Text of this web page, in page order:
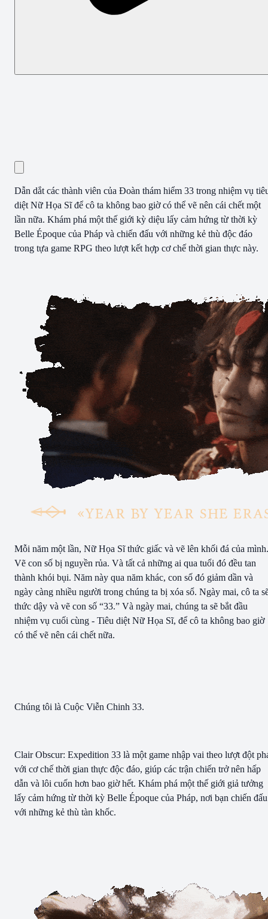
Dẫn dắt các thành viên của Đoàn thám hiểm 33 trong nhiệm vụ
diệt Nữ Họa Sĩ để cô ta không bao giờ có thể vẽ nên cái chết một
lần nữa. Khám phá một thế giới kỳ diệu lấy cảm hứng từ thời kỳ
Belle Époque của Pháp và chiến đấu với những kẻ thù độc đáo
trong tựa game RPG theo lượt kết hợp cơ chế thời gian thực này.
Mỗi năm một lần, Nữ Họa Sĩ thức giấc và vẽ lên khối đá của mình.
Vẽ con số bị nguyền rủa. Và tất cả những ai qua tuổi đó đều tan
thành khói bụi. Năm này qua năm khác, con số đó giảm dần và
ngày càng nhiều người trong chúng ta bị xóa sổ. Ngày mai, cô ta
thức dậy và vẽ con số “33.” Và ngày mai, chúng ta sẽ bắt đầu
nhiệm vụ cuối cùng - Tiêu diệt Nữ Họa Sĩ, để cô ta không bao giờ
có thể vẽ nên cái chết nữa.
Chúng tôi là Cuộc Viễn Chinh 33.
Clair Obscur: Expedition 33 là một game nhập vai theo lượt đột
với cơ chế thời gian thực độc đáo, giúp các trận chiến trở nên hấp
dẫn và lôi cuốn hơn bao giờ hết. Khám phá một thế giới giả tưởng
lấy cảm hứng từ thời kỳ Belle Époque của Pháp, nơi bạn chiến đấu
với những kẻ thù tàn khốc.